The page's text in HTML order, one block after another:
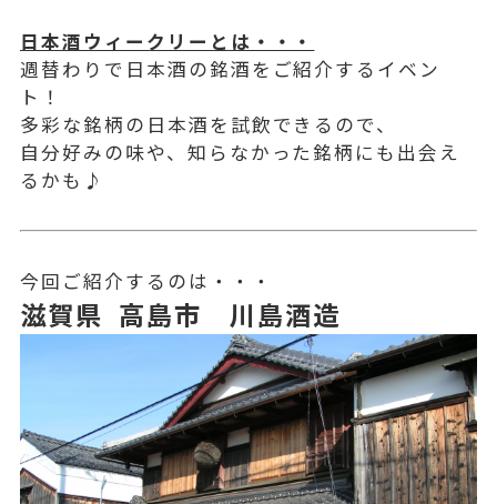
日本酒ウィークリーとは・・・
週替わりで日本酒の銘酒をご紹介するイベン
ト！
多彩な銘柄の日本酒を試飲できるので、
自分好みの味や、知らなかった銘柄にも出会え
るかも♪
今回ご紹介するのは・・・
滋賀県 高島市 川島酒造